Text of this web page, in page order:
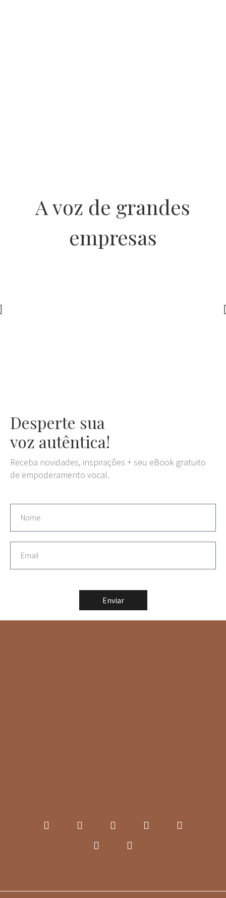
A voz de grandes
empresas
Desperte sua
voz autêntica!
Receba novidades, inspirações + seu eBook gratuito
de empoderamento vocal.
Enviar